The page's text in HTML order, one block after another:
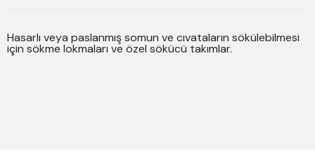
Hasarlı veya paslanmış somun ve cıvataların sökülebilmesi
için sökme lokmaları ve özel sökücü takımlar.